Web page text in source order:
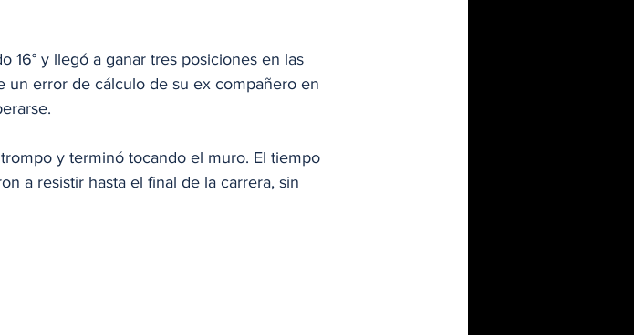
16° y llegó a ganar tres posiciones en las
un error de cálculo de su ex compañero en
y terminó tocando el muro. El tiempo
a resistir hasta el final de la carrera, sin